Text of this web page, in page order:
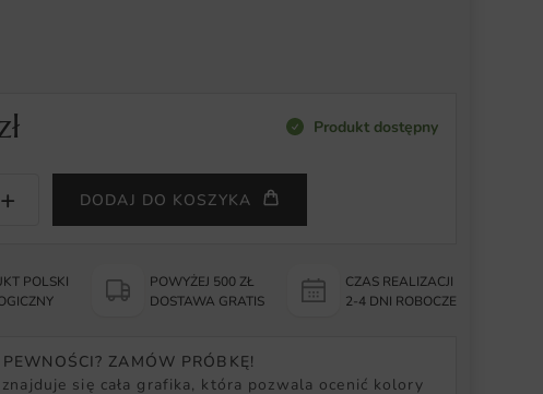
Produkt dostępny
DODAJ DO KOSZYKA
POLSKI
POWYŻEJ 500 ZŁ
DOSTAWA GRATIS
CZAS REALIZACJI
2-4 DNI ROBOCZE
ZAMÓW PRÓBKĘ!
się cała grafika, która pozwala ocenić kolory